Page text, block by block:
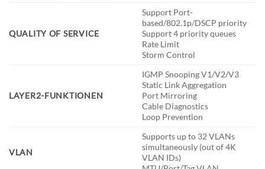
QUALITY OF SERVICE
Support Port-
based/802.1p/DSCP priority
Support 4 priority queues
Rate Limit
Storm Control
LAYER2-FUNKTIONEN
IGMP Snooping V1/V2/V3
Static Link Aggregation
Port Mirroring
Cable Diagnostics
Loop Prevention
VLAN
Supports up to 32 VLANs
simultaneously (out of 4K
VLAN IDs)